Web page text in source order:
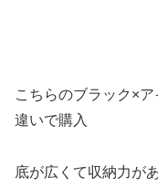
こちらのブラック×
違いで購入
底が広くて収納力が